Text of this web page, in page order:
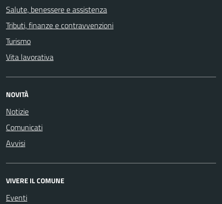
Salute, benessere e assistenza
Tributi, finanze e contravvenzioni
Turismo
Vita lavorativa
NOVITÀ
Notizie
Comunicati
Avvisi
VIVERE IL COMUNE
Eventi